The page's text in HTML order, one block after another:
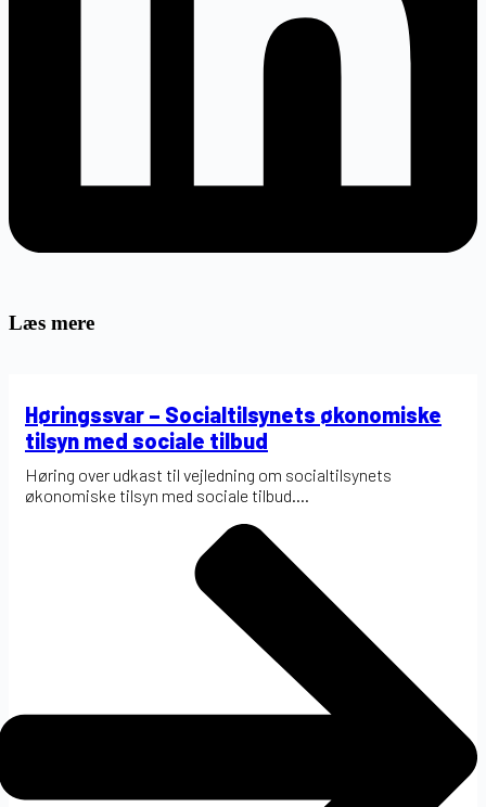
Læs mere
Høringssvar – Socialtilsynets økonomiske
tilsyn med sociale tilbud
Høring over udkast til vejledning om socialtilsynets
økonomiske tilsyn med sociale tilbud....